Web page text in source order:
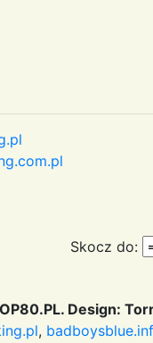
Skocz do:
Design:
,